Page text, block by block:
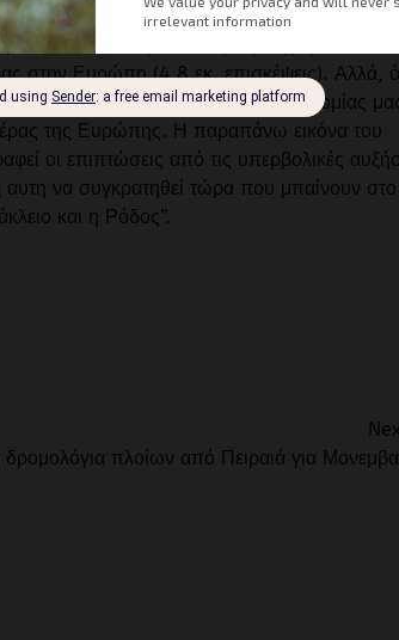
το 2010 πέσαμε στους 336.000
είναι απαράδεκτο για μια χώρα που
στην Ευρώπη (4,8 εκ. επισκέψεις). Αλλά,
και με κίνητρα, τα οφέλη της οικονομίας
της Ευρώπης. Η παραπάνω εικόνα του
οι επιπτώσεις από τις υπερβολικές
να συγκρατηθεί τώρα που μπαίνουν στο
και η Ρόδος”.
δρομολόγια πλοίων από Πειραιά για